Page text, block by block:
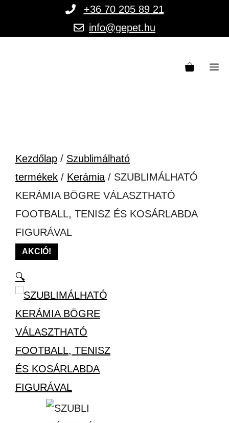
+36 70 205 89 21
info@gepet.hu
Kezdőlap / Szublimálható
termékek / Kerámia / SZUBLIMÁLHATÓ
KERÁMIA BÖGRE VÁLASZTHATÓ
FOOTBALL, TENISZ ÉS KOSÁRLABDA
FIGURÁVAL
AKCIÓ!
🔍